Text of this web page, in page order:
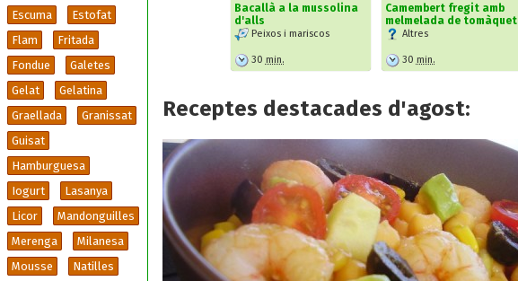
Escuma
Estofat
Flam
Fritada
Fondue
Galetes
Gelat
Gelatina
Graellada
Granissat
Guisat
Hamburguesa
Iogurt
Lasanya
Licor
Mandonguilles
Merenga
Milanesa
Mousse
Natilles
Bacallà a la mussolina
d'alls
Peixos i mariscos
30 min.
Camembert fregit amb
melmelada de tomàquet
Altres
30 min.
Receptes destacades d'agost: